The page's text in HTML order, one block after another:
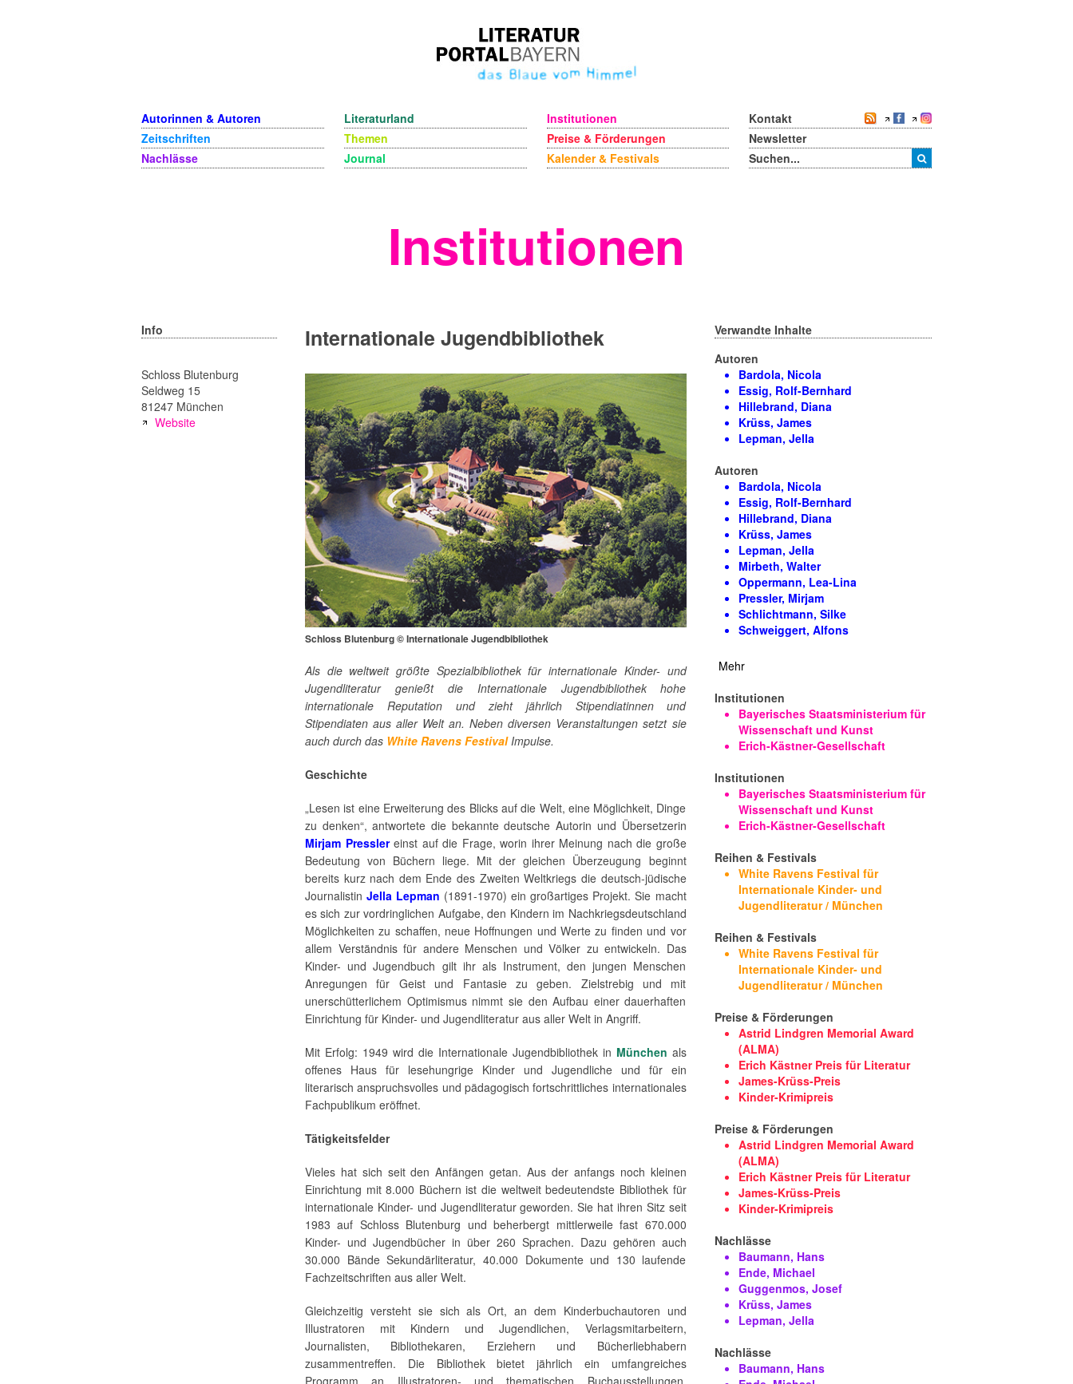
Autorinnen & Autoren
Zeitschriften
Nachlässe
Literaturland
Themen
Journal
Institutionen
Preise & Förderungen
Kalender & Festivals
Kontakt
Newsletter
Institutionen
Info
Schloss Blutenburg
Seldweg 15
81247 München
Website
Internationale Jugendbibliothek
Schloss Blutenburg © Internationale Jugendbibliothek
Als die weltweit größte Spezialbibliothek für internationale Kinder- und
Jugendliteratur genießt die Internationale Jugendbibliothek hohe
internationale Reputation und zieht jährlich Stipendiatinnen und
Stipendiaten aus aller Welt an. Neben diversen Veranstaltungen setzt sie
auch durch das White Ravens FestivalImpulse.
Geschichte
„Lesen ist eine Erweiterung des Blicks auf die Welt, eine Möglichkeit, Dinge
zu denken“, antwortete die bekannte deutsche Autorin und Übersetzerin
Mirjam Presslereinst auf die Frage, worin ihrer Meinung nach die große
Bedeutung von Büchern liege. Mit der gleichen Überzeugung beginnt
bereits kurz nach dem Ende des Zweiten Weltkriegs die deutsch-jüdische
JournalistinJella Lepman (1891-1970) ein großartiges Projekt. Sie macht
es sich zur vordringlichen Aufgabe, den Kindern im Nachkriegsdeutschland
Möglichkeiten zu schaffen, neue Hoffnungen und Werte zu finden und vor
allem Verständnis für andere Menschen und Völker zu entwickeln. Das
Kinder- und Jugendbuch gilt ihr als Instrument, den jungen Menschen
Anregungen für Geist und Fantasie zu geben. Zielstrebig und mit
unerschütterlichem Optimismus nimmt sie den Aufbau einer dauerhaften
Einrichtung für Kinder- und Jugendliteratur aus aller Welt in Angriff.
Mit Erfolg: 1949 wird die Internationale Jugendbibliothek in München als
offenes Haus für lesehungrige Kinder und Jugendliche und für ein
literarisch anspruchsvolles und pädagogisch fortschrittliches internationales
Fachpublikum eröffnet.
Tätigkeitsfelder
Vieles hat sich seit den Anfängen getan. Aus der anfangs noch kleinen
Einrichtung mit 8.000 Büchern ist die weltweit bedeutendste Bibliothek für
internationale Kinder- und Jugendliteratur geworden. Sie hat ihren Sitz seit
1983 auf Schloss Blutenburg und beherbergt mittlerweile fast 670.000
Kinder- und Jugendbücher in über 260 Sprachen. Dazu gehören auch
30.000 Bände Sekundärliteratur, 40.000 Dokumente und 130 laufende
Fachzeitschriften aus aller Welt.
Gleichzeitig versteht sie sich als Ort, an dem Kinderbuchautoren und
Illustratoren mit Kindern und Jugendlichen, Verlagsmitarbeitern,
Journalisten, Bibliothekaren, Erziehern und Bücherliebhabern
zusammentreffen. Die Bibliothek bietet jährlich ein umfangreiches
Verwandte Inhalte
Autoren
Bardola, Nicola
Essig, Rolf-Bernhard
Hillebrand, Diana
Krüss, James
Lepman, Jella
Autoren
Bardola, Nicola
Essig, Rolf-Bernhard
Hillebrand, Diana
Krüss, James
Lepman, Jella
Mirbeth, Walter
Oppermann, Lea-Lina
Pressler, Mirjam
Schlichtmann, Silke
Schweiggert, Alfons
Mehr
Institutionen
Bayerisches Staatsministerium für
Wissenschaft und Kunst
Erich-Kästner-Gesellschaft
Institutionen
Bayerisches Staatsministerium für
Wissenschaft und Kunst
Erich-Kästner-Gesellschaft
Reihen & Festivals
White Ravens Festival für
Internationale Kinder- und
Jugendliteratur / München
Reihen & Festivals
White Ravens Festival für
Internationale Kinder- und
Jugendliteratur / München
Preise & Förderungen
Astrid Lindgren Memorial Award
(ALMA)
Erich Kästner Preis für Literatur
James-Krüss-Preis
Kinder-Krimipreis
Preise & Förderungen
Astrid Lindgren Memorial Award
(ALMA)
Erich Kästner Preis für Literatur
James-Krüss-Preis
Kinder-Krimipreis
Nachlässe
Baumann, Hans
Ende, Michael
Guggenmos, Josef
Krüss, James
Lepman, Jella
Nachlässe
Baumann, Hans